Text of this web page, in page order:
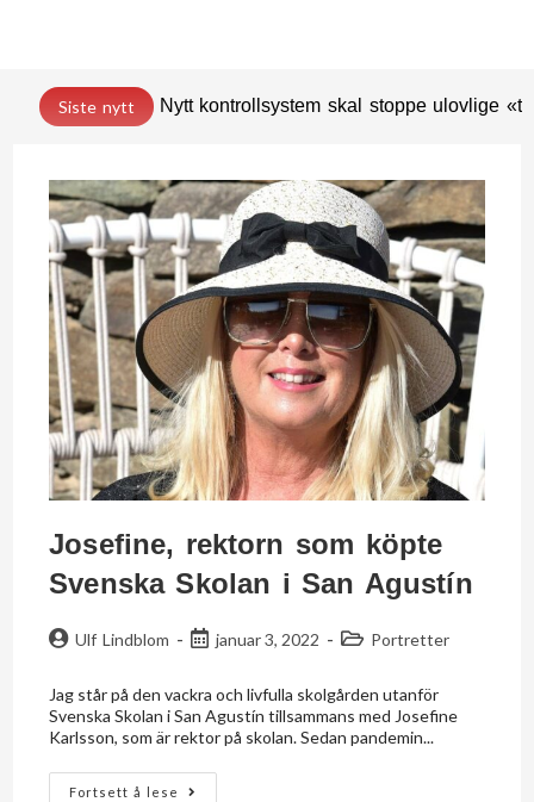
Siste nytt Nytt kontrollsystem skal stoppe ulovlige
Josefine, rektorn som köpte
Svenska Skolan i San Agustín
Ulf Lindblom januar 3, 2022 Portretter
Jag står på den vackra och livfulla skolgården utanför
Svenska Skolan i San Agustín tillsammans med Josefine
Karlsson, som är rektor på skolan. Sedan pandemin...
Fortsett å lese